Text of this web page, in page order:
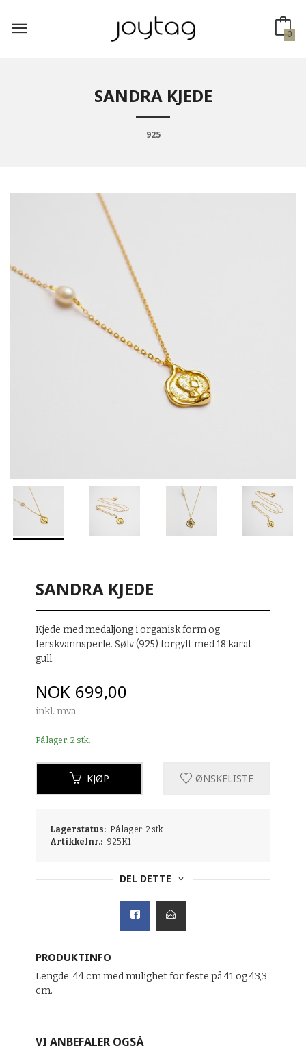
innholdet
0
SANDRA KJEDE
925
SANDRA KJEDE
Kjede med medaljong i organisk form og
ferskvannsperle. Sølv (925) forgylt med 18 karat
gull.
Pris
NOK 699,00
inkl. mva.
På lager: 2 stk.
KJØP ØNSKELISTE
Lagerstatus: På lager: 2 stk.
Artikkelnr.: 925K1
DEL DETTE
PRODUKTINFO
Lengde: 44 cm med mulighet for feste på 41 og 43,3
cm.
VI ANBEFALER OGSÅ